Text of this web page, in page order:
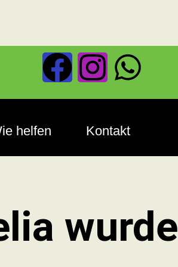
helfen Kontakt
wurde